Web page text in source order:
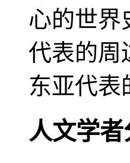
心的世界
代表的周
东亚代表
人文学